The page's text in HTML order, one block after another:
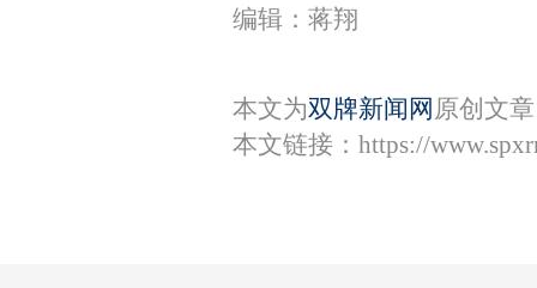
编辑：蒋翔
本文为双牌新闻网 原创文
本文链接： https://